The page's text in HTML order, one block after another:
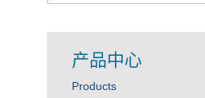
产品中心
Products